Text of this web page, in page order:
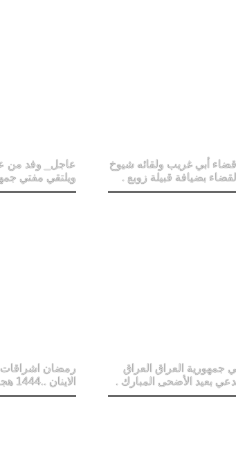
أبي غريب ولقائه شيوخ
بضيافة قبيلة زوبع .
جمهورية العراق العراق
بعيد الأضحى المبارك .
عاجل_ وفد من
ويلتقي مفتي
رمضان اشراقات
الاينان ..1444 هجرية .